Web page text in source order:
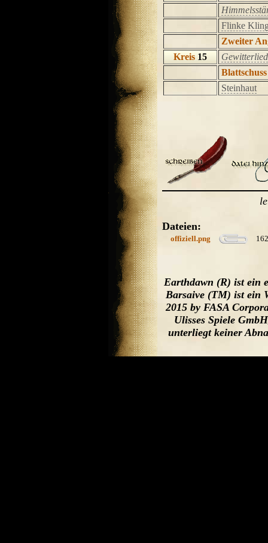
Flinke
Zweiter
Kreis 15
Gewitterlied
Blattschuss
Steinhaut
Dateien:
offiziell.png
Earthdawn (R) ist ein
Barsaive (TM) ist ein
2015 by FASA
Ulisses Spiele
unterliegt keiner